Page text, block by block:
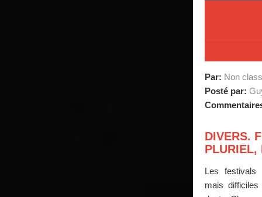
Par: Non
Posté par:
DIVERS.
PLURIEL,
Les festivals
mais difficiles